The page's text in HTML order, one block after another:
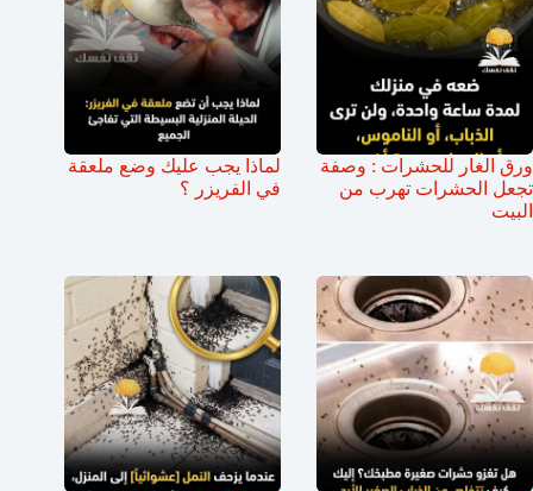
ورق الغار للحشرات : وصفة
تجعل الحشرات تهرب من
البيت
لماذا يجب عليك وضع ملعقة
في الفريزر ؟